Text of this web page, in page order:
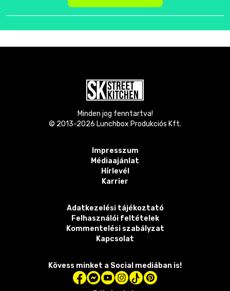
Minden jog fenntartva!
© 2013-2026 Lunchbox Produkciós Kft.
Impresszum
Médiaajánlat
Hírlevél
Karrier
Adatkezelési tájékoztató
Felhasználói feltételek
Kommentelési szabályzat
Kapcsolat
Kövess minket a Social mediában is!